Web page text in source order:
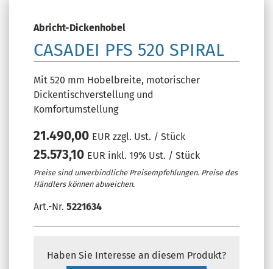
Abricht-Dickenhobel
CASADEI PFS 520 SPIRAL
Mit 520 mm Hobelbreite, motorischer
Dickentischverstellung und
Komfortumstellung
21.490,00 EUR zzgl. Ust. / Stück
25.573,10 EUR inkl. 19% Ust. / Stück
Preise sind unverbindliche Preisempfehlungen. Preise des
Händlers können abweichen.
Art.-Nr. 5221634
Haben Sie Interesse an diesem Produkt?